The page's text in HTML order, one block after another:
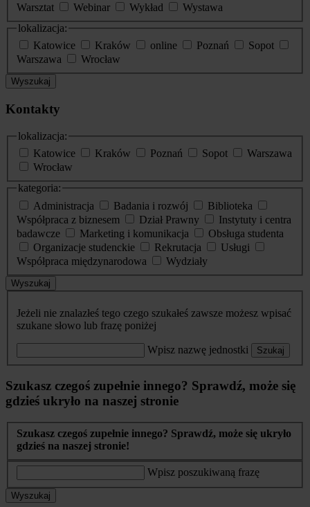
Warsztat
Webinar Wykład
Wystawa
lokalizacja:
Katowice
Kraków online Poznań
Sopot
Warszawa
Wrocław
Wyszukaj
Kontakty
lokalizacja:
Katowice
Kraków Poznań Sopot
Warszawa
Wrocław
kategoria:
Administracja
Badania i rozwój
Biblioteka
Współpraca z biznesem
Dział Prawny
Instytuty i centra
badawcze
Marketing i komunikacja
Obsługa studenta
Organizacje studenckie
Rekrutacja
Usługi
Współpraca międzynarodowa
Wydziały
Wyszukaj
Jeżeli nie znalazłeś tego czego szukałeś zawsze możesz wpisać
szukane słowo lub frazę poniżej
Wpisz nazwę jednostki Szukaj
Szukasz czegoś zupełnie innego? Sprawdź, może się
gdzieś ukryło na naszej stronie
Szukasz czegoś zupełnie innego? Sprawdź, może się ukryło
gdzieś na naszej stronie!
Wpisz poszukiwaną frazę
Wyszukaj